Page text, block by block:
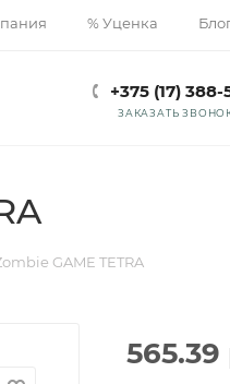
% Уценка
+375 (17)
ЗАКАЗАТЬ
GAME TETRA
565.39